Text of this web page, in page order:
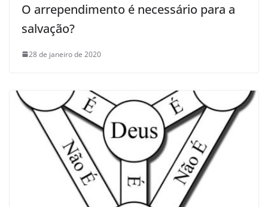
O arrependimento é necessário para a
salvação?
28 de janeiro de 2020